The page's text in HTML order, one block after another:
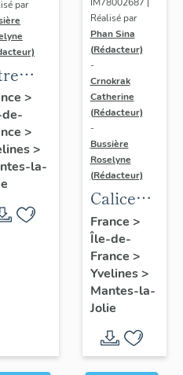
par
Conti
>
>
>
la-
Réalisé par
Phan Sina
(Rédacteur)
-
Crnokrak
Catherine
(Rédacteur)
-
Bussière
Roselyne
(Rédacteur)
Calice
n°2 et sa
patène
France >
Île-de-
France >
Yvelines>
Mantes-la-
Jolie